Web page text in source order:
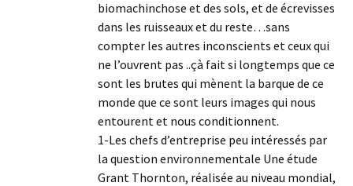
biomachinchose et des sols, et de écrevisses
dans les ruisseaux et du reste…sans
compter les autres inconscients et ceux qui
ne l’ouvrent pas ..çà fait si longtemps que ce
sont les brutes qui mènent la barque de ce
monde que ce sont leurs images qui nous
entourent et nous conditionnent.
1-Les chefs d’entreprise peu intéressés par
la question environnementale Une étude
Grant Thornton, réalisée au niveau mondial,